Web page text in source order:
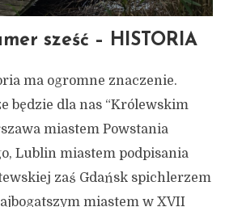
sześć – HISTORIA
ma ogromne znaczenie.
będzie dla nas “Królewskim
miastem Powstania
Lublin miastem podpisania
zaś Gdańsk spichlerzem
miastem w XVII